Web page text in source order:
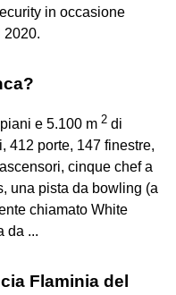
in occasione
2020.
e 5.100 m 2 di
412 porte, 147 finestre,
cinque chef a
una pista da bowling (a
chiamato White
da ...
Flaminia del